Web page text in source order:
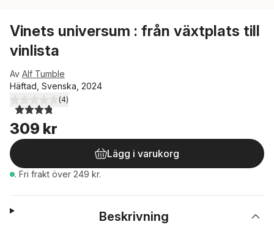
Vinets universum : från växtplats till
vinlista
Av Alf Tumble
Häftad, Svenska, 2024
3,8utav 5 stjärnor. Totalt antal röster:
(4)
309 kr
Lägg i varukorg
. Fri frakt över 249 kr.
Beskrivning